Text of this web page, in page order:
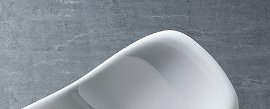
Sie ein ganz
Haus wollen!